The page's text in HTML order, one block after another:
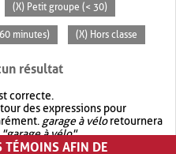
(X) Petit groupe (< 30)
minutes) (X) Hors classe
résultat
correcte.
des expressions pour
garage à véloretournera
"garage à vélo".
avec OR.garage OR vélo
TÉMOINS AFIN DE